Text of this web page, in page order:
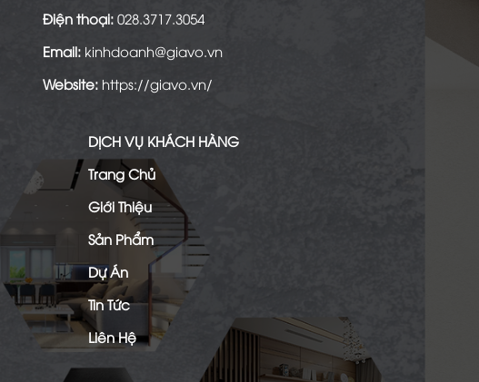
Điện thoại: 028.3717.3054
Email: kinhdoanh@giavo.vn
Website: https://giavo.vn/
DỊCH VỤ KHÁCH HÀNG
Trang Chủ
Giới Thiệu
Sản Phẩm
Dự Án
Tin Tức
Liên Hệ